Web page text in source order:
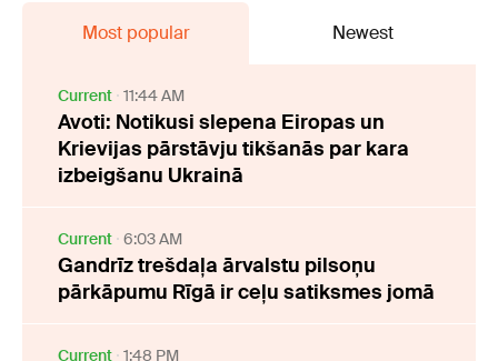
Most popular Newest
Current 11:44 AM
Avoti: Notikusi slepena Eiropas un
Krievijas pārstāvju tikšanās par kara
izbeigšanu Ukrainā
Current 6:03 AM
Gandrīz trešdaļa ārvalstu pilsoņu
pārkāpumu Rīgā ir ceļu satiksmes jomā
Current 1:48 PM